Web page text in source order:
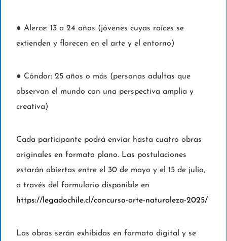
● Alerce: 13 a 24 años (jóvenes cuyas raíces se
extienden y florecen en el arte y el entorno)
● Cóndor: 25 años o más (personas adultas que
observan el mundo con una perspectiva amplia y
creativa)
Cada participante podrá enviar hasta cuatro obras
originales en formato plano. Las postulaciones
estarán abiertas entre el 30 de mayo y el 15 de julio,
a través del formulario disponible en
https://legadochile.cl/concurso-arte-naturaleza-2025/
Las obras serán exhibidas en formato digital y se